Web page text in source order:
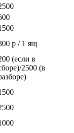
р / 1 ящ
(если в
2500 (в